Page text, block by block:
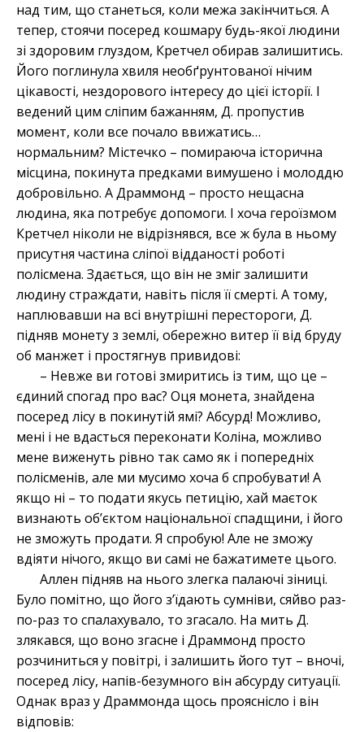
над тим, що станеться, коли межа закінчиться. А
тепер, стоячи посеред кошмару будь-якої людини
зі здоровим глуздом, Кретчел обирав залишитись.
Його поглинула хвиля необґрунтованої нічим
цікавості, нездорового інтересу до цієї історії. І
ведений цим сліпим бажанням, Д. пропустив
момент, коли все почало ввижатись…
нормальним? Містечко – помираюча історична
місцина, покинута предками вимушено і молоддю
добровільно. А Драммонд – просто нещасна
людина, яка потребує допомоги. І хоча героїзмом
Кретчел ніколи не відрізнявся, все ж була в ньому
присутня частина сліпої відданості роботі
полісмена. Здається, що він не зміг залишити
людину страждати, навіть після її смерті. А тому,
наплювавши на всі внутрішні перестороги, Д.
підняв монету з землі, обережно витер її від бруду
об манжет і простягнув привидові:
– Невже ви готові змиритись із тим, що це –
єдиний спогад про вас? Оця монета, знайдена
посеред лісу в покинутій ямі? Абсурд! Можливо,
мені і не вдасться переконати Коліна, можливо
мене виженуть рівно так само як і попередніх
полісменів, але ми мусимо хоча б спробувати! А
якщо ні – то подати якусь петицію, хай маєток
визнають об’єктом національної спадщини, і його
не зможуть продати. Я спробую! Але не зможу
вдіяти нічого, якщо ви самі не бажатимете цього.
Аллен підняв на нього злегка палаючі зіниці.
Було помітно, що його з’їдають сумніви, сяйво раз-
по-раз то спалахувало, то згасало. На мить Д.
злякався, що воно згасне і Драммонд просто
розчиниться у повітрі, і залишить його тут – вночі,
посеред лісу, напів-безумного він абсурду ситуації.
Однак враз у Драммонда щось прояснісло і він
відповів: